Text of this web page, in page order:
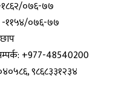
१८६२/०७६-७७
-११५४/०७६-७७
+977-48540200
९८६८३३१२३४